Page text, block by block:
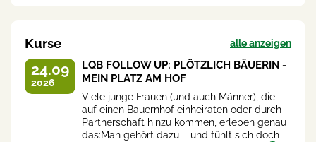
Kurse alle anzeigen
24.09
2026
LQB FOLLOW UP: PLÖTZLICH BÄUERIN -
MEIN PLATZ AM HOF
Viele junge Frauen (und auch Männer), die
auf einen Bauernhof einheiraten oder durch
Partnerschaft hinzu kommen, erleben genau
das:Man gehört dazu – und fühlt sich doch